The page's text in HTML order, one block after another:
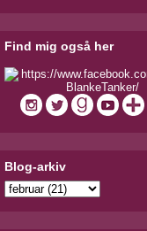
Find mig også her
Blog-arkiv